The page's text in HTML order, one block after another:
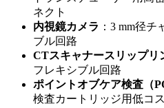
ネクト
内視鏡カメラ ：3 mm径
ブル回路
CTスキャナースリップリ
フレキシブル回路
ポイントオブケア検査（
検査カートリッジ用低コ